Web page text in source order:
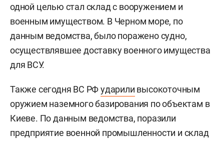
одной целью стал склад с вооружением и
военным имуществом. В Черном море, по
данным ведомства, было поражено судно,
осуществлявшее доставку военного имущества
для ВСУ.
Также сегодня ВС РФударили высокоточным
оружием наземного базирования по объектам в
Киеве. По данным ведомства, поразили
предприятие военной промышленности и склад